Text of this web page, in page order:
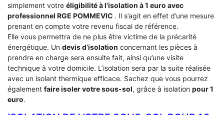
simplement votre éligibilité à l’isolation à 1 euro avec
professionnel RGE POMMEVIC . Il s’agit en effet d’une mesure
prenant en compte votre revenu fiscal de référence.
Elle vous permettra de ne plus être victime de la précarité
énergétique. Un devis d’isolation concernant les pièces à
prendre en charge sera ensuite fait, ainsi qu’une visite
technique à votre domicile. L’isolation sera par la suite réalisée
avec un isolant thermique efficace. Sachez que vous pourrez
également faire isoler votre sous-sol, grâce à isolation pour 1
euro.